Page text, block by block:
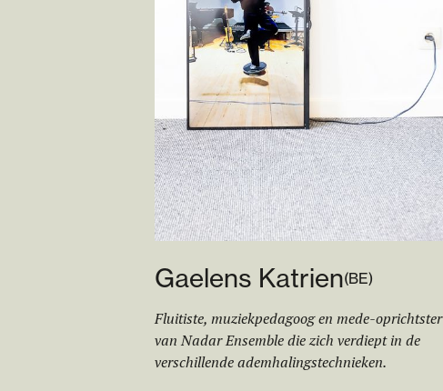
Gaelens Katrien(BE)
Fluitiste, muziekpedagoog en mede-oprichtster
van Nadar Ensemble die zich verdiept in de
verschillende ademhalingstechnieken.